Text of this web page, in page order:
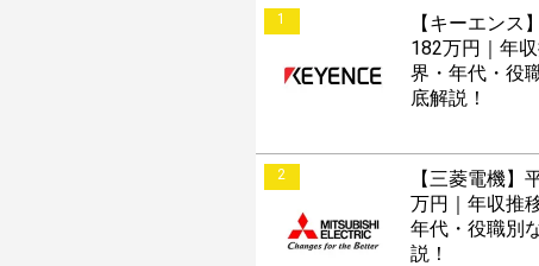
1
【キーエンス
182万円｜年
界・年代・役
底解説！
2
【三菱電機】
万円｜年収推
年代・役職別
説！